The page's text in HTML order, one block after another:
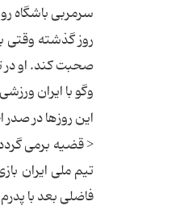
سرمربى باشگاه
روز گذشته وقتى
صحبت كند. او در
وگو با ایران
این روزها در
< قضیه برمى
تیم ملى ایران
فاضلى بعد با